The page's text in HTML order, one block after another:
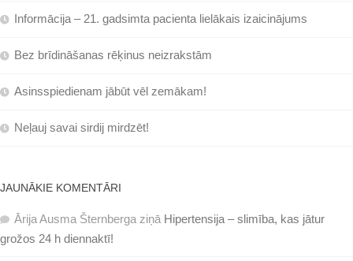
Informācija – 21. gadsimta pacienta lielākais izaicinājums
Bez brīdināšanas rēķinus neizrakstām
Asinsspiedienam jābūt vēl zemākam!
Neļauj savai sirdij mirdzēt!
JAUNĀKIE KOMENTĀRI
Ārija Ausma Šternberga ziņā Hipertensija – slimība, kas jātur
grožos 24 h diennaktī!